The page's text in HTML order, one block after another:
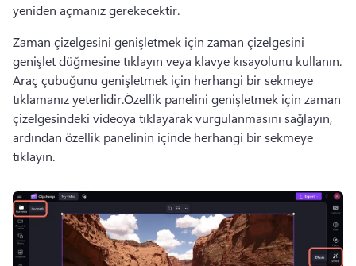
yeniden açmanız gerekecektir.
Zaman çizelgesini genişletmek için zaman çizelgesini
Araç çubuğunu genişletmek için herhangi bir sekmeye
tıklamanız yeterlidir.Özellik panelini genişletmek için zaman
çizelgesindeki videoya tıklayarak vurgulanmasını sağlayın,
ardından özellik panelinin içinde herhangi bir sekmeye
tıklayın.